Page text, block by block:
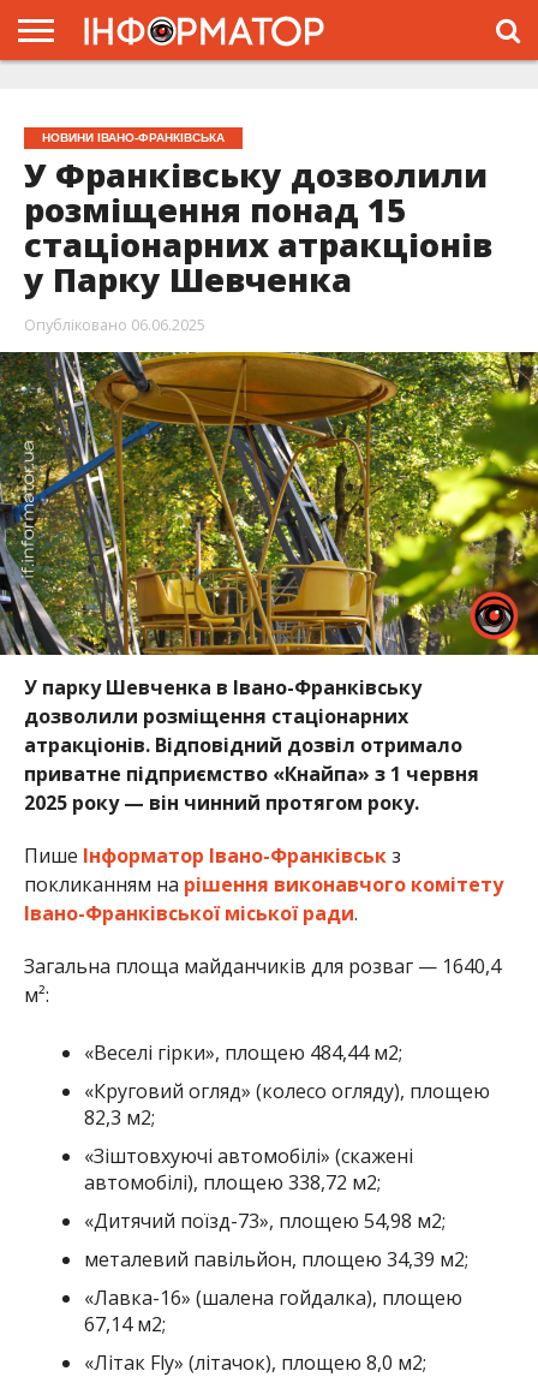
НОВИНИ ІВАНО-ФРАНКІВСЬКА
У Франківську дозволили
розміщення понад 15
стаціонарних атракціонів
у Парку Шевченка
Опубліковано 06.06.2025
У парку Шевченка в Івано-Франківську
дозволили розміщення стаціонарних
атракціонів. Відповідний дозвіл отримало
приватне підприємство «Кнайпа» з 1 червня
2025 року — він чинний протягом року.
Пише Інформатор Івано-Франківськз
покликанням на рішення виконавчого комітету
Івано-Франківської міської ради.
Загальна площа майданчиків для розваг — 1640,4
м²:
«Веселі гірки», площею 484,44 м2;
«Круговий огляд» (колесо огляду), площею
82,3 м2;
«Зіштовхуючі автомобілі» (скажені
автомобілі), площею 338,72 м2;
«Дитячий поїзд-73», площею 54,98 м2;
металевий павільйон, площею 34,39 м2;
«Лавка-16» (шалена гойдалка), площею
67,14 м2;
«Літак Fly» (літачок), площею 8,0 м2;